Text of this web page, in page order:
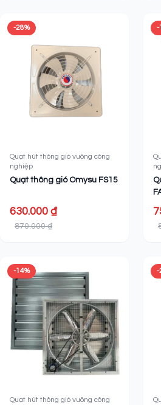
-28%
Quạt hút thông gió vuông công
nghiệp
Quạt thông gió Omysu FS15
630.000 ₫
870.000 ₫
-
-14%
Quạt hút thông gió vuông công
-